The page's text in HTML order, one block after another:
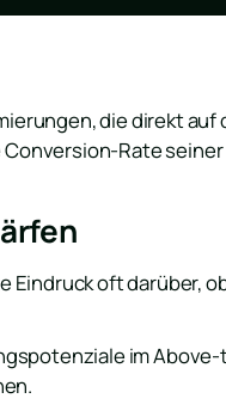
die direkt
Rate
oft darüber,
im